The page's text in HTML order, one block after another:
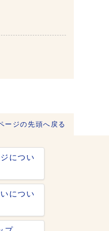
ージの先頭へ戻る
につい
につい